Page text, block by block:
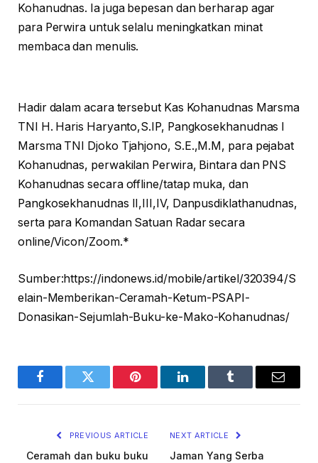
Kohanudnas. Ia juga bepesan dan berharap agar
para Perwira untuk selalu meningkatkan minat
membaca dan menulis.
Hadir dalam acara tersebut Kas Kohanudnas Marsma
TNI H. Haris Haryanto,S.IP, Pangkosekhanudnas I
Marsma TNI Djoko Tjahjono, S.E.,M.M, para pejabat
Kohanudnas, perwakilan Perwira, Bintara dan PNS
Kohanudnas secara offline/tatap muka, dan
Pangkosekhanudnas II,III,IV, Danpusdiklathanudnas,
serta para Komandan Satuan Radar secara
online/Vicon/Zoom.*
Sumber:https://indonews.id/mobile/artikel/320394/S
elain-Memberikan-Ceramah-Ketum-PSAPI-
Donasikan-Sejumlah-Buku-ke-Mako-Kohanudnas/
FacebookTwitter Pinterest LinkedInTumblr Email
PREVIOUS ARTICLE
Ceramah dan buku buku
NEXT ARTICLE
Jaman Yang Serba